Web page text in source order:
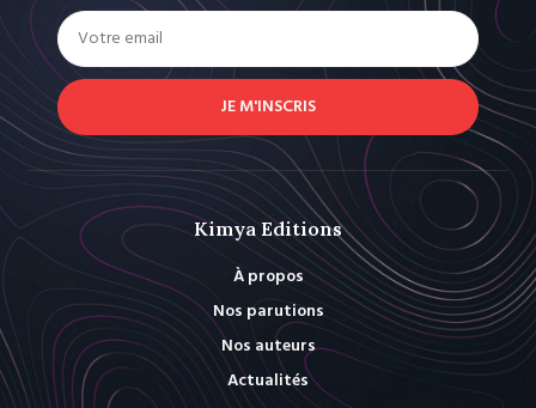
JE M'INSCRIS
Kimya Editions
À propos
Nos parutions
Nos auteurs
Actualités